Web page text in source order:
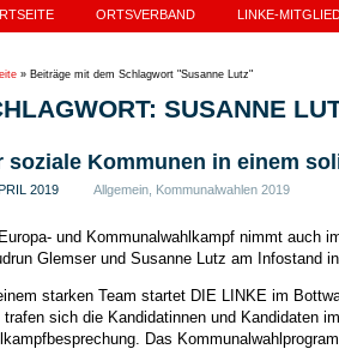
ORTSVERBAND LINKE-
» Beiträge mit dem Schlagwort "Susanne Lutz"
SUSANNE
soziale Kommunen in einem
2019 Allgemein Kommunalwahlen 2019
und Kommunalwahlkampf nimmt auch
Glemser und Susanne Lutz am Infostand
starken Team startet DIE LINKE im
trafen sich die Kandidatinnen und Kandidaten
Das